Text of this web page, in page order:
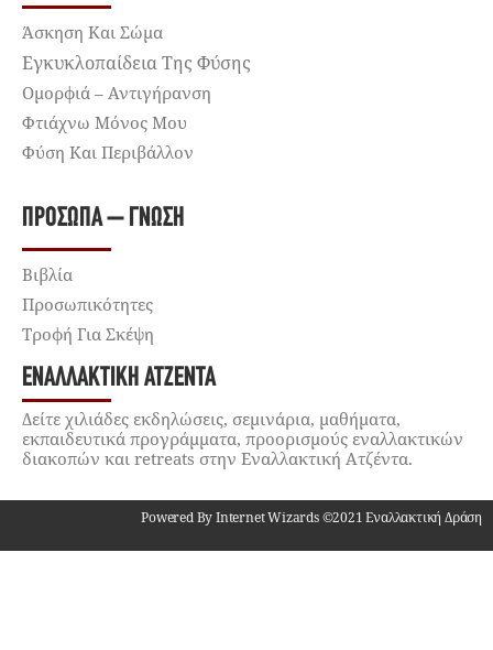
Άσκηση Και Σώμα
Εγκυκλοπαίδεια Της Φύσης
Ομορφιά – Αντιγήρανση
Φτιάχνω Μόνος Μου
Φύση Και Περιβάλλον
ΠΡΌΣΩΠΑ – ΓΝΏΣΗ
Βιβλία
Προσωπικότητες
Τροφή Για Σκέψη
ΕΝΑΛΛΑΚΤΙΚΉ ΑΤΖΈΝΤΑ
Δείτε χιλιάδες εκδηλώσεις, σεμινάρια, μαθήματα,
εκπαιδευτικά προγράμματα, προορισμούς εναλλακτικών
διακοπών και retreats στην Εναλλακτική Ατζέντα.
Powered By Internet Wizards ©2021 Εναλλακτική Δράση